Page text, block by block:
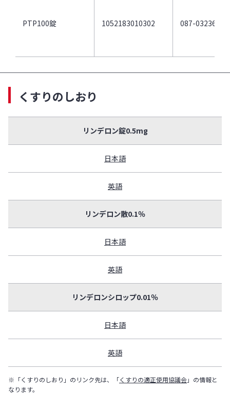
PTP100錠 1052183010302 087-03236-9
くすりのしおり
リンデロン錠0.5mg
日本語
英語
リンデロン散0.1％
日本語
英語
リンデロンシロップ0.01％
日本語
英語
※「くすりのしおり」のリンク先は、「くすりの適正使用協議会」の情報と
なります。